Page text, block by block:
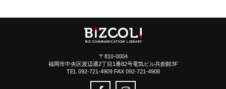
〒810-0004
福岡市中央区渡辺通2丁目1番82号電気ビル共創館3F
TEL 092-721-4909 FAX 092-721-4908